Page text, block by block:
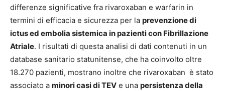
differenze significative fra rivaroxaban e warfarin in
termini di efficacia e sicurezza per la prevenzione di
ictus ed embolia sistemica in pazienti con Fibrillazione
Atriale. I risultati di questa analisi di dati contenuti in un
database sanitario statunitense, che ha coinvolto oltre
18.270 pazienti, mostrano inoltre che rivaroxaban è stato
associato a minori casi di TEV e una persistenza della